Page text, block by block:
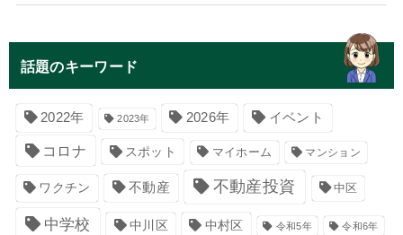
話題のキーワード
2022年 2023年 2026年 イベント
コロナ スポット マイホーム マンション
ワクチン 不動産 不動産投資 中区
中学校 中川区 中村区 令和5年 令和6年